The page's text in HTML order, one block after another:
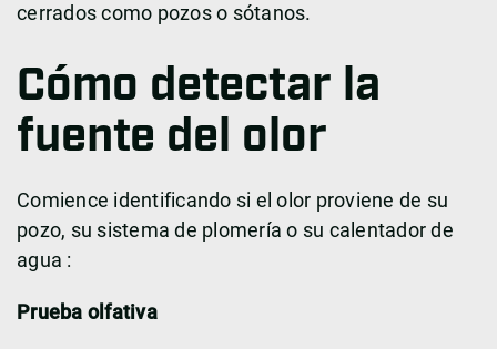
cerrados como pozos o sótanos.
Cómo detectar la
fuente del olor
Comience identificando si el olor proviene de su
pozo, su sistema de plomería o su calentador de
agua :
Prueba olfativa